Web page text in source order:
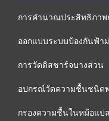
การคำนวณประสิทธิภาพ
ออกแบบระบบป้องกันฟ้าผ่
การวัดดิสชาร์จบางส่วน
อปกรณ์วัดความชื้นชนิด
กรองความชื้นในหม้อแป